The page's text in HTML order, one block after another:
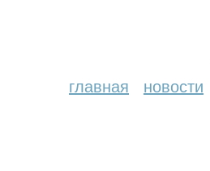
главная новости